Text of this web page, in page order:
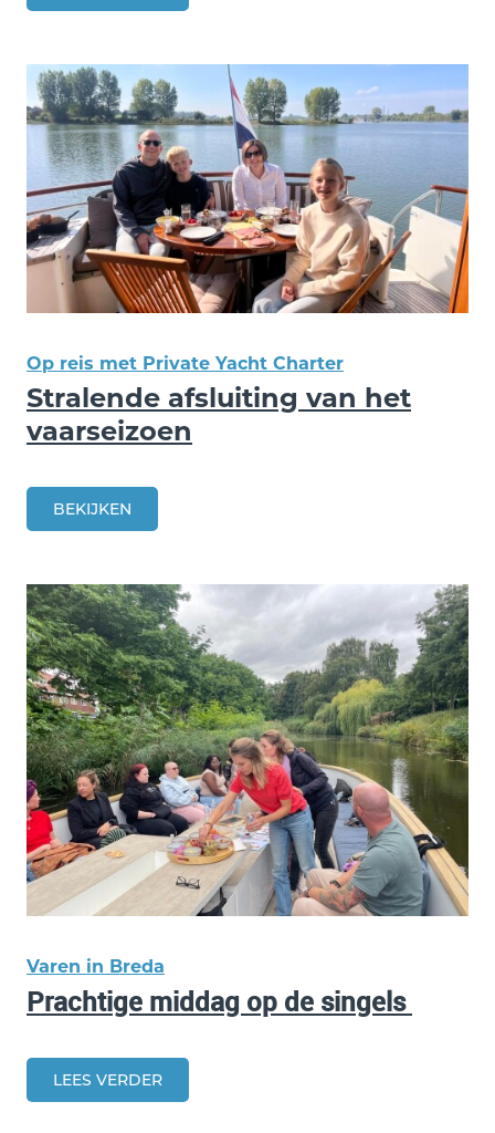
Op reis met Private Yacht Charter
Stralende afsluiting van het
vaarseizoen
BEKIJKEN
Varen in Breda
Prachtige middag op de singels
LEES VERDER